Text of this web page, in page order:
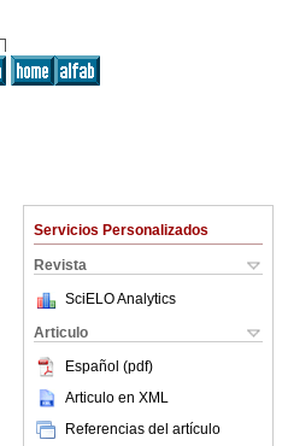
Servicios Personalizados
Revista
SciELO Analytics
Articulo
Español (pdf)
Articulo en XML
Referencias del artículo